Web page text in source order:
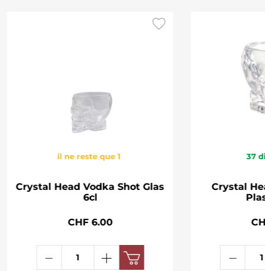
il ne reste que 1
Crystal Head Vodka Shot Glas
6cl
CHF 6.00
37
Crystal